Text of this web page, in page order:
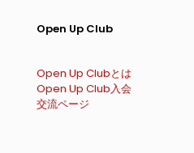
Open Up Club
Open Up Clubとは
Open Up Club入会
交流ページ